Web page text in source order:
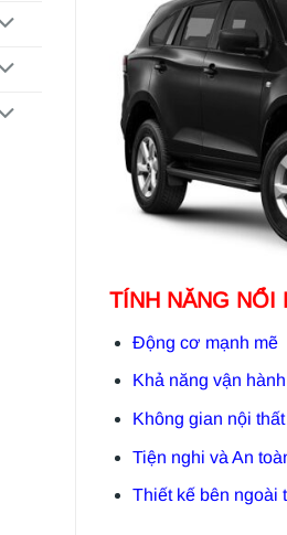
TÍNH NĂNG NỔI
Động cơ mạnh mẽ
Khả năng vận
Không gian nội
Tiện nghi và An
Thiết kế bên ngoài